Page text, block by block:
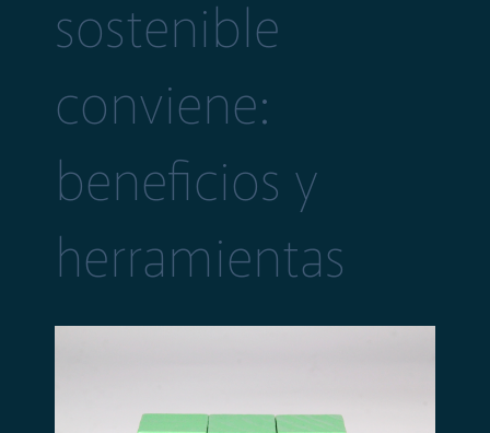
sostenible
conviene:
beneficios y
herramientas